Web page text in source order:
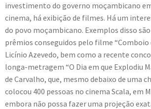
investimento do governo moçambicano
cinema, há exibição de filmes. Há um
do povo moçambicano. Exemplos disso
prêmios conseguidos pelo filme “Comboio
Licínio Azevedo, bem como a recente
longa-metragem “O Dia em que Explodiu
de Carvalho, que, mesmo debaixo de uma
colocou 400 pessoas no cinema Scala, em
embora não possa fazer uma projeção